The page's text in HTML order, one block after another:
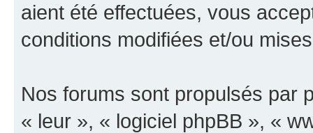
aient été effectuées, vous
conditions modifiées et/ou
Nos forums sont propulsés par
« leur », « logiciel phpBB », «